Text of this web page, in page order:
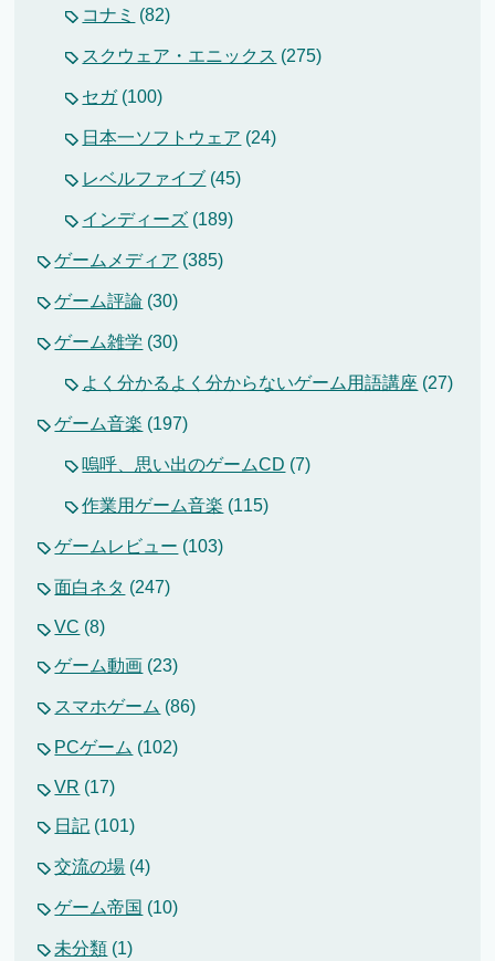
コナミ (82)
スクウェア・エニックス (275)
セガ(100)
日本一ソフトウェア (24)
レベルファイブ (45)
インディーズ (189)
ゲームメディア (385)
ゲーム評論 (30)
ゲーム雑学 (30)
よく分かるよく分からないゲーム用語講座 (27)
ゲーム音楽 (197)
嗚呼、思い出のゲームCD (7)
作業用ゲーム音楽 (115)
ゲームレビュー (103)
面白ネタ (247)
VC (8)
ゲーム動画 (23)
スマホゲーム (86)
PCゲーム (102)
VR (17)
日記 (101)
交流の場 (4)
ゲーム帝国 (10)
未分類 (1)